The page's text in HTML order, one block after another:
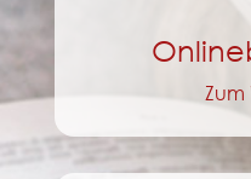
Zum